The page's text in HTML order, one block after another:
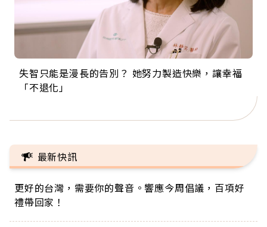
失智只能是漫長的告別？ 她努力製造快樂，讓幸福
「不退化」
來自剛果的巧克力神父 為台灣奉獻36年 「台灣是我
的家，我連作夢都講台語！」
63歲卸矽谷副總、搬回台灣找快樂！「蛋黃哥小
丑」走進安養院，逗樂上萬爺奶：退休後才開始真
104歲打破金氏世界紀錄 成為全球最年長羽球選
手，分享長壽的秘密原來是「這個」
事業巔峰他選擇追夢…黑手阿伯拉小提琴還登上小
巨蛋！連CNN都大讚！
最新快訊
更好的台灣，需要你的聲音。響應今周倡議，百項好
禮帶回家！